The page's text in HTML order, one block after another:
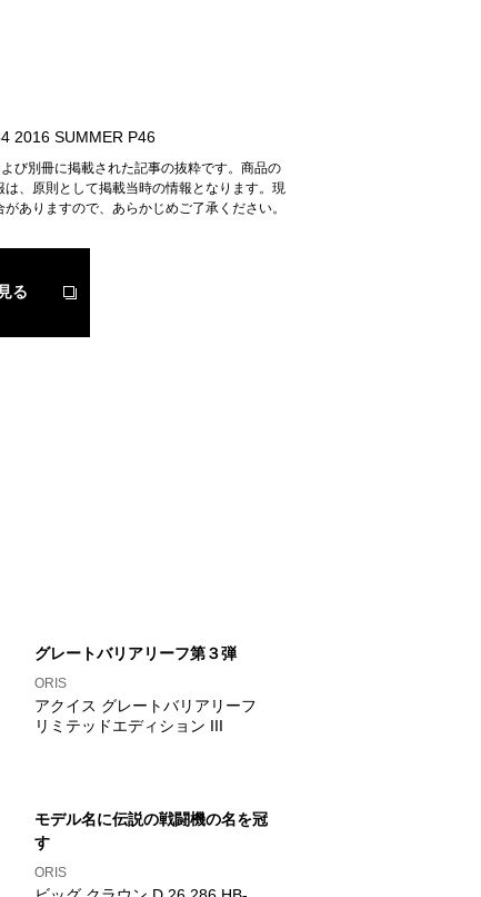
2016 SUMMER P46
び別冊に掲載された記事の抜粋です。商品の
、原則として掲載当時の情報となります。現
ありますので、あらかじめご了承ください。
る
グレートバリアリーフ第３弾
ORIS
アクイス グレートバリアリーフ
リミテッドエディション III
モデル名に伝説の戦闘機の名を冠
す
ORIS